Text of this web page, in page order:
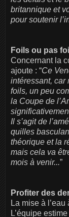
britannique et
pour soutenir
Foils ou pas
Concernant la
ajoute : “Ce
intéressant, car
foils, un peu
la Coupe de
Il s’agit de
quilles
théorique et la
mais cela va
mois à venir...”
Profiter des
La mise à l’eau
L’équipe